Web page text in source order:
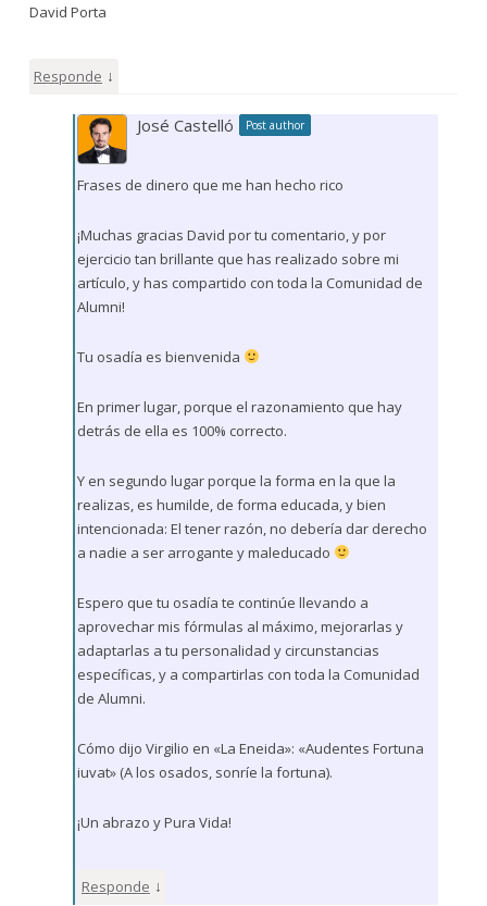
David Porta
Responde ↓
José Castelló Post author
Frases de dinero que me han hecho rico
¡Muchas gracias David por tu comentario, y por
ejercicio tan brillante que has realizado sobre mi
artículo, y has compartido con toda la Comunidad de
Alumni!
Tu osadía es bienvenida
En primer lugar, porque el razonamiento que hay
detrás de ella es 100% correcto.
Y en segundo lugar porque la forma en la que la
realizas, es humilde, de forma educada, y bien
intencionada: El tener razón, no debería dar derecho
a nadie a ser arrogante y maleducado
Espero que tu osadía te continúe llevando a
aprovechar mis fórmulas al máximo, mejorarlas y
adaptarlas a tu personalidad y circunstancias
específicas, y a compartirlas con toda la Comunidad
de Alumni.
Cómo dijo Virgilio en «La Eneida»: «Audentes Fortuna
iuvat» (A los osados, sonríe la fortuna).
¡Un abrazo y Pura Vida!
Responde ↓